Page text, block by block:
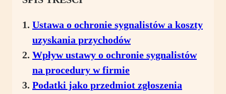
Ustawa o ochronie sygnalistów a koszty
uzyskania przychodów
Wpływ ustawy o ochronie sygnalistów
na procedury w firmie
Podatki jako przedmiot zgłoszenia